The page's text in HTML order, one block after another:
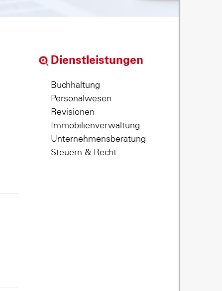
Dienstleistungen
Buchhaltung
Personalwesen
Revisionen
Immobilienverwaltung
Unternehmensberatung
Steuern & Recht